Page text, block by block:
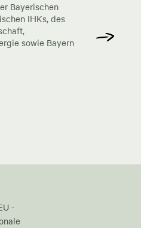
Bayerischen
IHKs, des
sowie Bayern
-